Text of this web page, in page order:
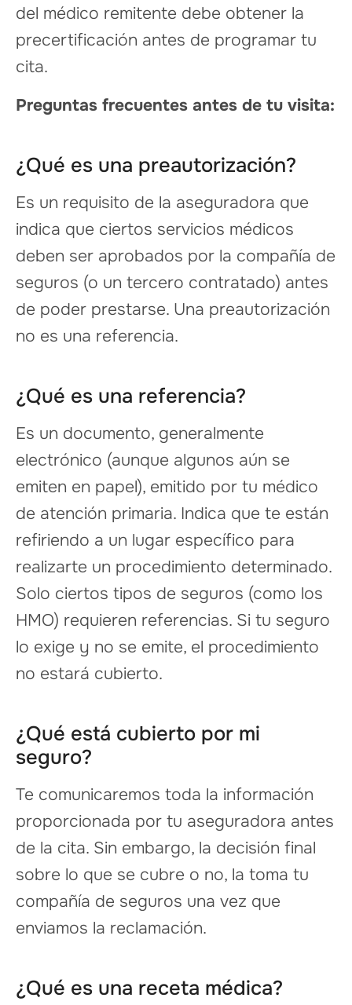
del médico remitente debe obtener la
precertificación antes de programar tu
cita.
Preguntas frecuentes antes de tu visita:
¿Qué es una preautorización?
Es un requisito de la aseguradora que
indica que ciertos servicios médicos
deben ser aprobados por la compañía de
seguros (o un tercero contratado) antes
de poder prestarse. Una preautorización
no es una referencia.
¿Qué es una referencia?
Es un documento, generalmente
electrónico (aunque algunos aún se
emiten en papel), emitido por tu médico
de atención primaria. Indica que te están
refiriendo a un lugar específico para
realizarte un procedimiento determinado.
Solo ciertos tipos de seguros (como los
HMO) requieren referencias. Si tu seguro
lo exige y no se emite, el procedimiento
no estará cubierto.
¿Qué está cubierto por mi
seguro?
Te comunicaremos toda la información
proporcionada por tu aseguradora antes
de la cita. Sin embargo, la decisión final
sobre lo que se cubre o no, la toma tu
compañía de seguros una vez que
enviamos la reclamación.
¿Qué es una receta médica?